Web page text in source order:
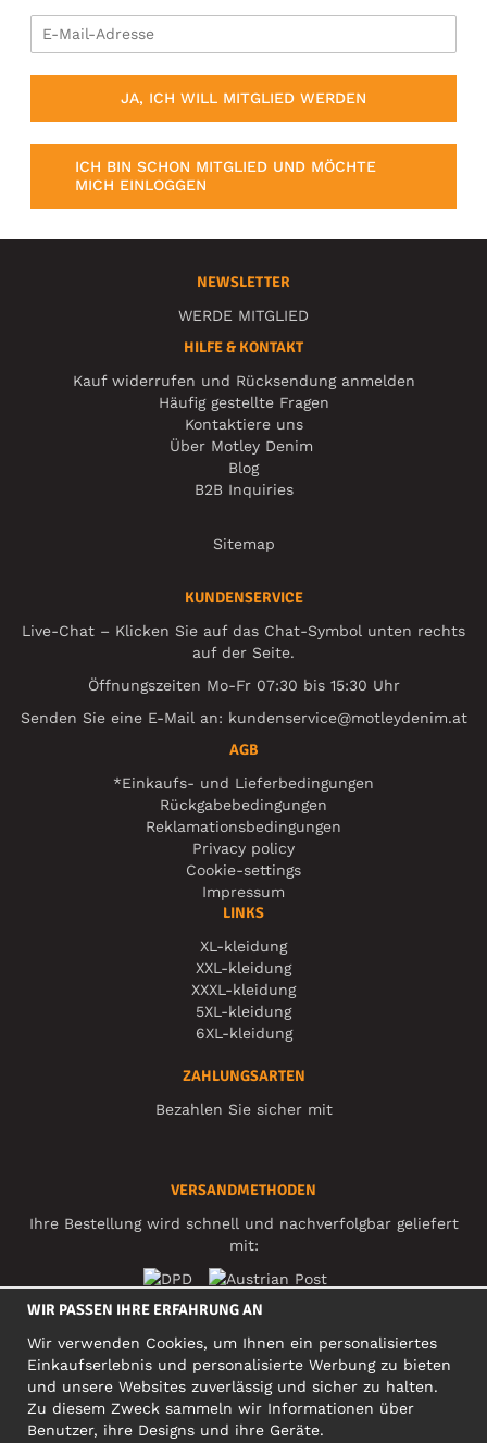
JA, ICH WILL MITGLIED WERDEN
ICH BIN SCHON MITGLIED UND MÖCHTE
MICH EINLOGGEN
NEWSLETTER
WERDE MITGLIED
HILFE & KONTAKT
Kauf widerrufen und Rücksendung anmelden
Häufig gestellte Fragen
Kontaktiere uns
Über Motley Denim
Blog
B2B Inquiries
Sitemap
KUNDENSERVICE
Live-Chat – Klicken Sie auf das Chat-Symbol unten rechts
auf der Seite.
Öffnungszeiten Mo-Fr 07:30 bis 15:30 Uhr
Senden Sie eine E-Mail an: kundenservice@motleydenim.at
AGB
*Einkaufs- und Lieferbedingungen
Rückgabebedingungen
Reklamationsbedingungen
Privacy policy
Cookie-settings
Impressum
LINKS
XL-kleidung
XXL-kleidung
XXXL-kleidung
5XL-kleidung
6XL-kleidung
ZAHLUNGSARTEN
Bezahlen Sie sicher mit
VERSANDMETHODEN
Ihre Bestellung wird schnell und nachverfolgbar geliefert
mit:
FIRMA
WIR PASSEN IHRE ERFAHRUNG AN
Wir verwenden Cookies, um Ihnen ein personalisiertes
Einkaufserlebnis und personalisierte Werbung zu bieten
und unsere Websites zuverlässig und sicher zu halten.
Zu diesem Zweck sammeln wir Informationen über
Benutzer, ihre Designs und ihre Geräte.